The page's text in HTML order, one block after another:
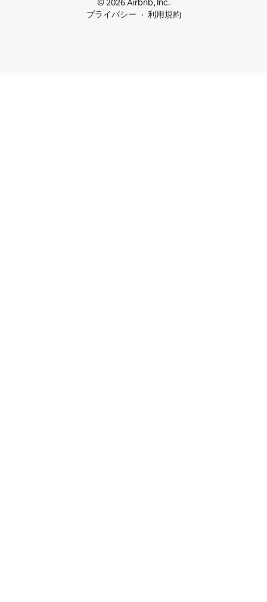
© 2026 Airbnb, Inc.
プライバシー
利用規約